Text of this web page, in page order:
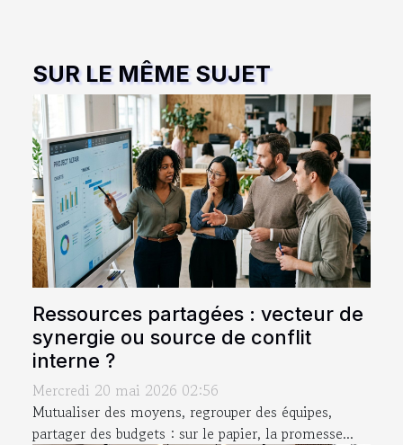
SUR LE MÊME SUJET
Ressources partagées : vecteur de
synergie ou source de conflit
interne ?
Mercredi 20 mai 2026 02:56
Mutualiser des moyens, regrouper des équipes,
partager des budgets : sur le papier, la promesse...